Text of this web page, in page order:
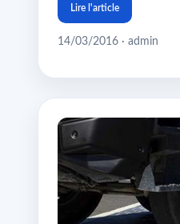
Lire l'article
14/03/2016 · admin